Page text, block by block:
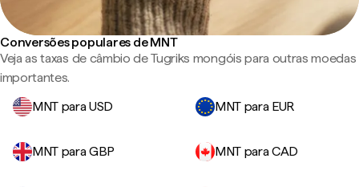
Conversões populares de MNT
Veja as taxas de câmbio de Tugriks mongóis para outras moedas
importantes.
MNT para USD
MNT para EUR
MNT para GBP MNT para CAD